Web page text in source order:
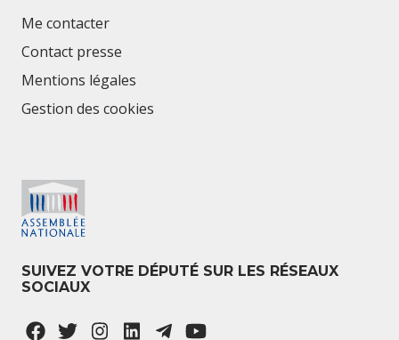
Me contacter
Contact presse
Mentions légales
Gestion des cookies
SUIVEZ VOTRE DÉPUTÉ SUR LES RÉSEAUX
SOCIAUX